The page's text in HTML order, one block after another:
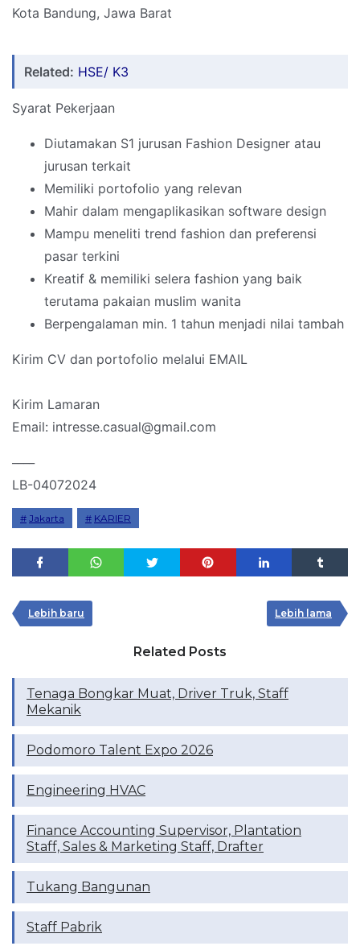
Kota Bandung, Jawa Barat
Related: HSE/ K3
Syarat Pekerjaan
Diutamakan S1 jurusan Fashion Designer atau
jurusan terkait
Memiliki portofolio yang relevan
Mahir dalam mengaplikasikan software design
Mampu meneliti trend fashion dan preferensi
pasar terkini
Kreatif & memiliki selera fashion yang baik
terutama pakaian muslim wanita
Berpengalaman min. 1 tahun menjadi nilai tambah
Kirim CV dan portofolio melalui EMAIL
Kirim Lamaran
Email: intresse.casual@gmail.com
LB-04072024
Jakarta KARIER
Lebih baru Lebih lama
Related Posts
Tenaga Bongkar Muat, Driver Truk, Staff
Mekanik
Podomoro Talent Expo 2026
Engineering HVAC
Finance Accounting Supervisor, Plantation
Staff, Sales & Marketing Staff, Drafter
Tukang Bangunan
Staff Pabrik